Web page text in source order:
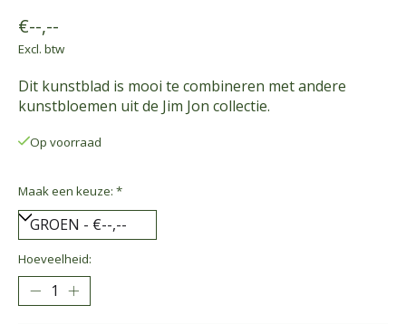
€--,--
Excl. btw
Dit kunstblad is mooi te combineren met andere
kunstbloemen uit de Jim Jon collectie.
Op voorraad
Maak een keuze: *
Hoeveelheid: